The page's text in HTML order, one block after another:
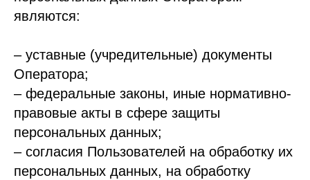
являются:
– уставные (учредительные) документы
Оператора;
– федеральные законы, иные нормативно-
правовые акты в сфере защиты
персональных данных;
– согласия Пользователей на обработку их
персональных данных, на обработку